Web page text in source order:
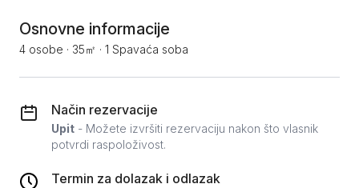
Osnovne informacije
4 osobe · 35㎡ · 1 Spavaća soba
Način rezervacije
Upit - Možete izvršiti rezervaciju nakon što vlasnik
potvrdi raspoloživost.
Termin za dolazak i odlazak